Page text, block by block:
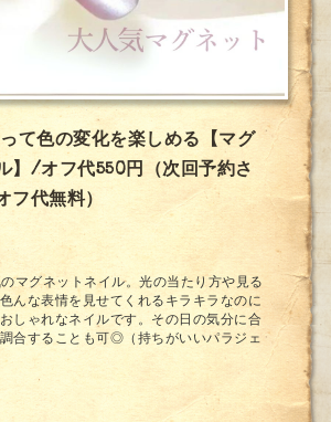
て色の変化を楽しめる【マグ
】/オフ代550円（次回予約さ
フ代無料）
マグネットネイル。光の当たり方や見る
んな表情を見せてくれるキラキラなのに
しゃれなネイルです。その日の気分に合
合することも可◎（持ちがいいパラジェ